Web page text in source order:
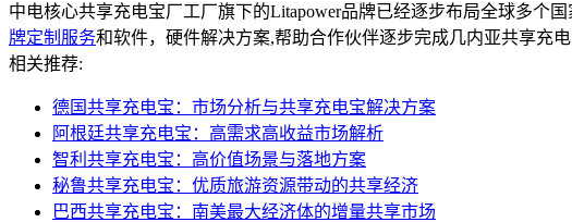
中电核心共享充电宝厂工厂旗下的Litapower品牌已经逐步布局全球多个
牌定制服务和软件，硬件解决方案,帮助合作伙伴逐步完成几内亚共享充电
相关推荐:
德国共享充电宝：市场分析与共享充电宝解决方案
阿根廷共享充电宝：高需求高收益市场解析
智利共享充电宝：高价值场景与落地方案
秘鲁共享充电宝：优质旅游资源带动的共享经济
巴西共享充电宝：南美最大经济体的增量共享市场